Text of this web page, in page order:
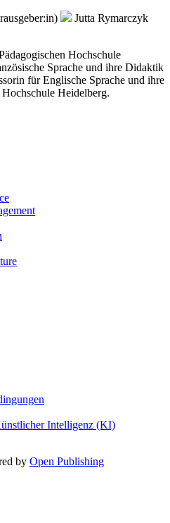
Jutta Rymarczyk
Hochschule
Sprache und ihre Didaktik
für Englische Sprache und ihre
Heidelberg.
Intelligenz (KI)
by Open Publishing